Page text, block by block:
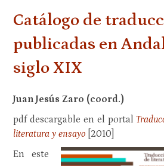
Catálogo de
publicadas en
siglo XIX
Juan Jesús Zaro (coord.)
pdf descargable en el portal
literatura y ensayo [2010]
En este